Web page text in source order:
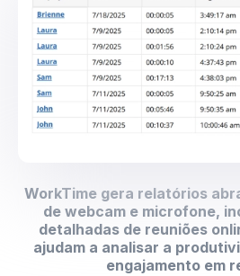
WorkTime gera relatórios
de webcam e microfone,
detalhadas de reuniões
ajudam a analisar a
engajamento em